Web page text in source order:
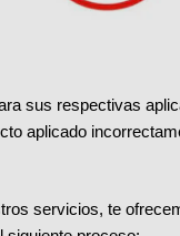
sus respectivas
aplicado
servicios, te